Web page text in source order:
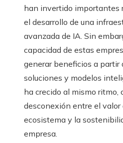
han invertido importantes
el desarrollo de una
avanzada de IA. Sin
capacidad de estas
generar beneficios a partir
soluciones y modelos
ha crecido al mismo ritmo,
desconexión entre el valor
ecosistema y la
empresa.